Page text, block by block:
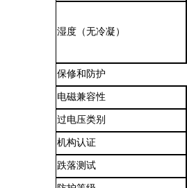
湿度（无冷凝）
保修和防护
电磁兼容性
过电压类别
机构认证
跌落测试